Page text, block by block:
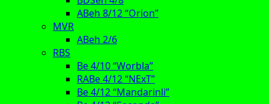
ABeh 8/12 “Orion”
MVR
ABeh 2/6
RBS
Be 4/10 “Worbla”
RABe 4/12 “NExT”
Be 4/12 “Mandarinli”